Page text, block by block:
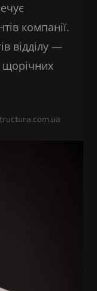
компанії.
відділу —
щорічних